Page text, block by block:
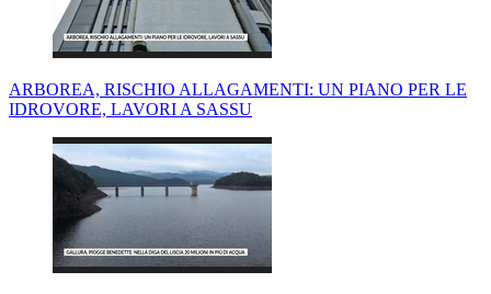
ARBOREA, RISCHIO ALLAGAMENTI: UN PIANO PER LE
IDROVORE, LAVORI A SASSU